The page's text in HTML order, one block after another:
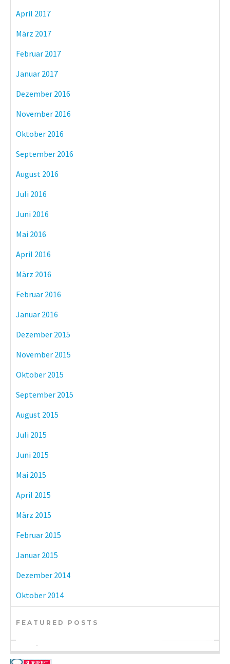
April 2017
März 2017
Februar 2017
Januar 2017
Dezember 2016
November 2016
Oktober 2016
September 2016
August 2016
Juli 2016
Juni 2016
Mai 2016
April 2016
März 2016
Februar 2016
Januar 2016
Dezember 2015
November 2015
Oktober 2015
September 2015
August 2015
Juli 2015
Juni 2015
Mai 2015
April 2015
März 2015
Februar 2015
Januar 2015
Dezember 2014
Oktober 2014
FEATURED POSTS
eBook-Reader im Vergleich: Tolino vs.
Münchner Museen mit freiem Eintritt
DIY-Adventskalender zum kleinen Preis